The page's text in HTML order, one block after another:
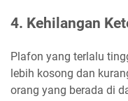
4. Kehilangan
Plafon yang terlalu
lebih kosong dan
orang yang berada di